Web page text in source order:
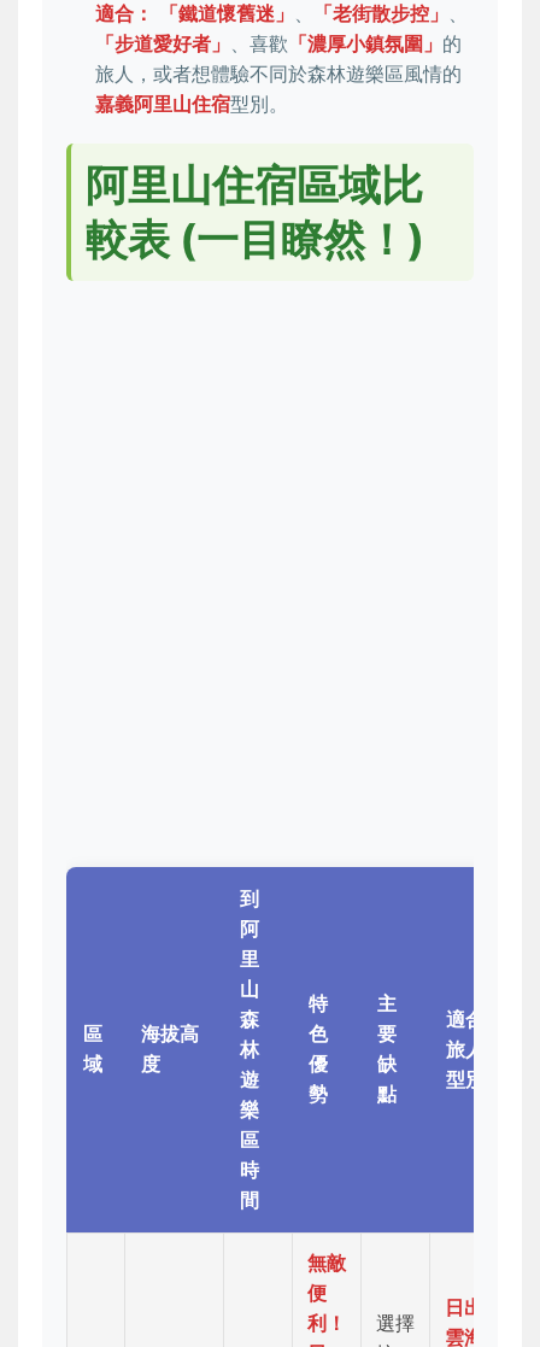
適合：
「鐵道懷舊迷」 、 「老街散步控」 、
「步道愛好者」 、喜歡 「濃厚小鎮氛圍」 的
旅人，或者想體驗不同於森林遊樂區風情的
嘉義阿里山住宿型別。
阿里山住宿區域比
較表 (一目瞭然！)
區
域
海拔高
度
到
阿
里
山
森
林
遊
樂
區
時
間
特
色
優
勢
主
要
缺
點
適合
旅人
型別
無敵
便
利！
選擇
日出/
雲海/